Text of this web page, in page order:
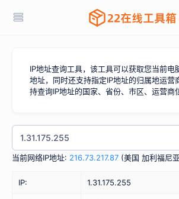
IP地址查询工具，该工具可以获取您当前电
地址，同时还支持指定IP地址的归属地运营
持查询IP地址的国家、省份、市区、运营商
当前网络IP地址: 216.73.217.87 (美国 加利福尼
IP: 1.31.175.255